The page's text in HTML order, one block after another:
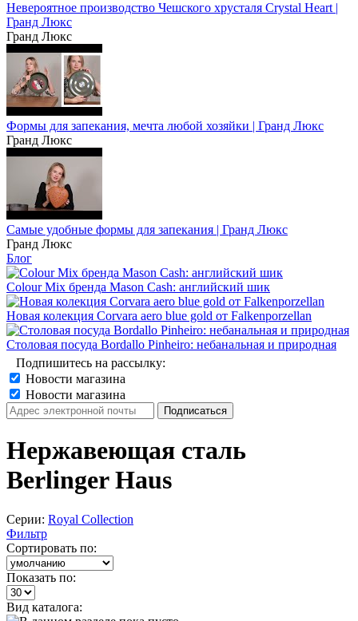
Невероятное производство Чешского хрусталя Crystal Heart |
Гранд Люкс
Гранд Люкс
Формы для запекания, мечта любой хозяйки | Гранд Люкс
Гранд Люкс
Самые удобные формы для запекания | Гранд Люкс
Гранд Люкс
Блог
Colour Mix бренда Mason Cash: английский шик
Новая колекция Corvara aero blue gold от Falkenporzellan
Столовая посуда Bordallo Pinheiro: небанальная и природная
Подпишитесь на рассылку:
Новости магазина
Новости магазина
Нержавеющая сталь
Berlinger Haus
Серии: Royal Collection
Фильтр
Сортировать по:
Показать по:
Вид каталога: